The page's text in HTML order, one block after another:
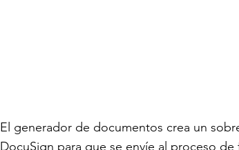
El generador de documentos crea un
DocuSign para que se envíe al proceso